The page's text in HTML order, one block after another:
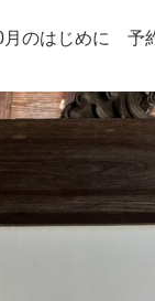
月のはじめに 予